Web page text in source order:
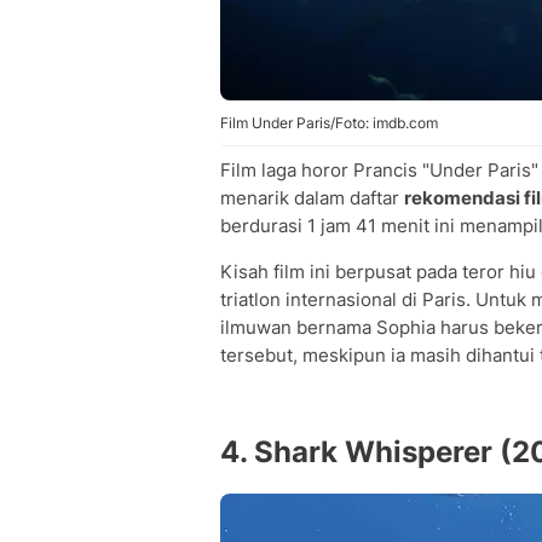
Film Under Paris/Foto: imdb.com
Film laga horor Prancis "Under
menarik dalam daftar rekomendasi
berdurasi 1 jam 41 menit ini
Kisah film ini berpusat pada teror
triatlon internasional di Paris. Untuk
ilmuwan bernama Sophia harus
tersebut, meskipun ia masih dihantui
4. Shark Whisperer